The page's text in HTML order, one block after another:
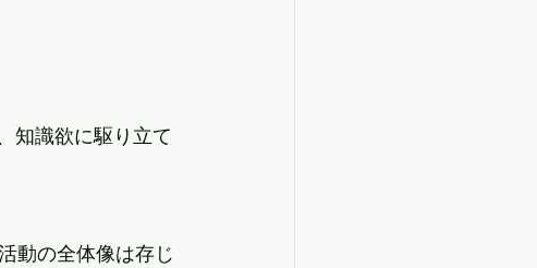
知識欲に駆り立て
動の全体像は存じ